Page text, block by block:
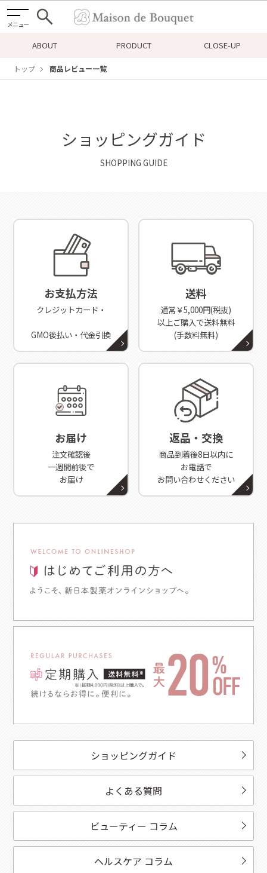
メニュー
ABOUT PRODUCT CLOSE-UP
トップ 商品レビュー一覧
ショッピングガイド
SHOPPING GUIDE
お支払方法
クレジットカード・
GMO後払い・代金引換
送料
通常￥5,000円(税抜)
以上ご購入で送料無料
(手数料無料)
お届け
注文確認後
一週間前後で
お届け
返品・交換
商品到着後8日以内に
お電話で
お問い合わせください
ショッピングガイド
よくある質問
ビューティー コラム
ヘルスケア コラム